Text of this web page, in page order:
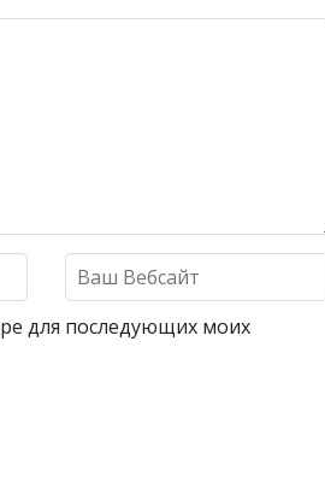
для последующих моих